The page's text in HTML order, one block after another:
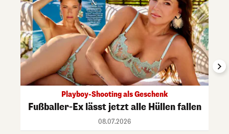
Playboy-Shooting als Geschenk
Fußballer-Ex lässt jetzt alle Hüllen fallen
08.07.2026